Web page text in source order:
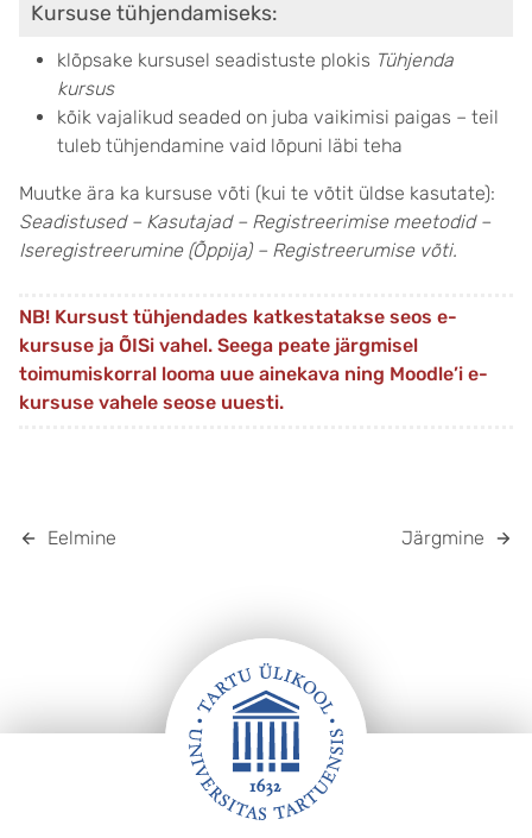
Kursuse tühjendamiseks:
klõpsake kursusel seadistuste plokis Tühjenda
kursus
kõik vajalikud seaded on juba vaikimisi paigas – teil
tuleb tühjendamine vaid lõpuni läbi teha
Muutke ära ka kursuse võti (kui te võtit üldse kasutate):
Seadistused – Kasutajad – Registreerimise meetodid –
Iseregistreerumine (Õppija) – Registreerumise võti.
NB! Kursust tühjendades katkestatakse seos e-
kursuse ja ÕISi vahel. Seega peate järgmisel
toimumiskorral looma uue ainekava ning Moodle’i e-
kursuse vahele seose uuesti.
Eelmine Järgmine